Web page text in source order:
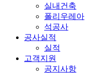
실내건축
폴리우레아
석공사
공사실적
실적
고객지원
공지사항